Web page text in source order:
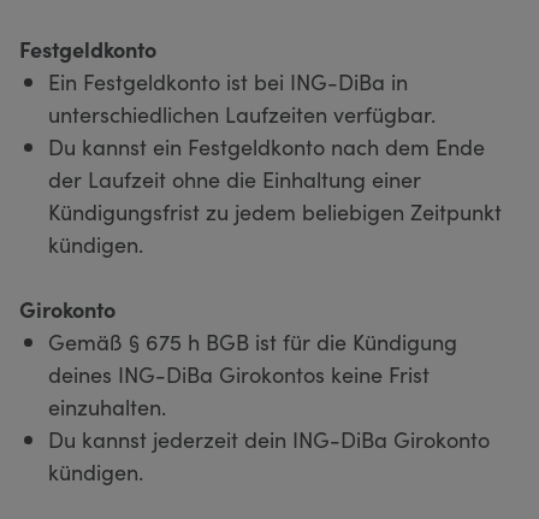
Festgeldkonto
Ein Festgeldkonto ist bei ING-DiBa in
unterschiedlichen Laufzeiten verfügbar.
Du kannst ein Festgeldkonto nach dem Ende
der Laufzeit ohne die Einhaltung einer
Kündigungsfrist zu jedem beliebigen Zeitpunkt
kündigen.
Girokonto
Gemäß § 675 h BGB ist für die Kündigung
deines ING-DiBa Girokontos keine Frist
einzuhalten.
Du kannst jederzeit dein ING-DiBa Girokonto
kündigen.